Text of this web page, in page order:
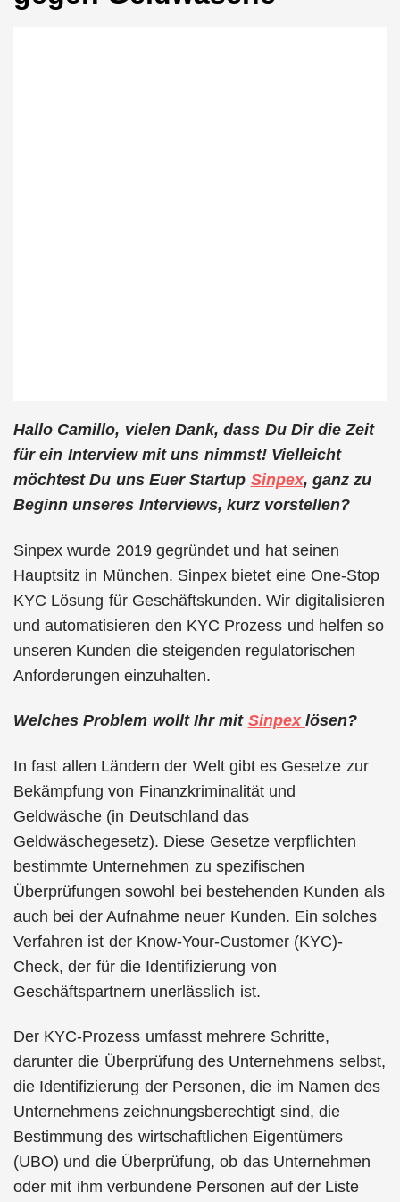
Hallo Camillo, vielen Dank, dass Du Dir die Zeit
für ein Interview mit uns nimmst! Vielleicht
möchtest Du uns Euer Startup Sinpex, ganz zu
Beginn unseres Interviews, kurz vorstellen?
Sinpex wurde 2019 gegründet und hat seinen
Hauptsitz in München. Sinpex bietet eine One-Stop
KYC Lösung für Geschäftskunden. Wir digitalisieren
und automatisieren den KYC Prozess und helfen so
unseren Kunden die steigenden regulatorischen
Anforderungen einzuhalten.
Welches Problem wollt Ihr mit Sinpex lösen?
In fast allen Ländern der Welt gibt es Gesetze zur
Bekämpfung von Finanzkriminalität und
Geldwäsche (in Deutschland das
Geldwäschegesetz). Diese Gesetze verpflichten
bestimmte Unternehmen zu spezifischen
Überprüfungen sowohl bei bestehenden Kunden als
auch bei der Aufnahme neuer Kunden. Ein solches
Verfahren ist der Know-Your-Customer (KYC)-
Check, der für die Identifizierung von
Geschäftspartnern unerlässlich ist.
Der KYC-Prozess umfasst mehrere Schritte,
darunter die Überprüfung des Unternehmens selbst,
die Identifizierung der Personen, die im Namen des
Unternehmens zeichnungsberechtigt sind, die
Bestimmung des wirtschaftlichen Eigentümers
(UBO) und die Überprüfung, ob das Unternehmen
oder mit ihm verbundene Personen auf der Liste